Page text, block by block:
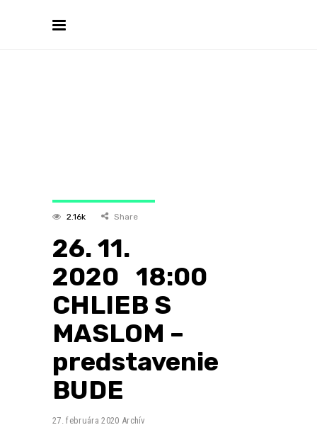
2.16k Share
26. 11.
2020 18:00
CHLIEB S
MASLOM –
predstavenie
BUDE
27. februára 2020 Archív